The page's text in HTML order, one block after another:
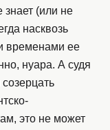
знает (или не
насквозь
временами ее
нуара. А судя
это не может